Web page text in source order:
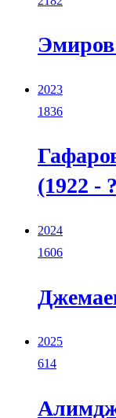
2023
1836
(1922 -
2024
1606
2025
614